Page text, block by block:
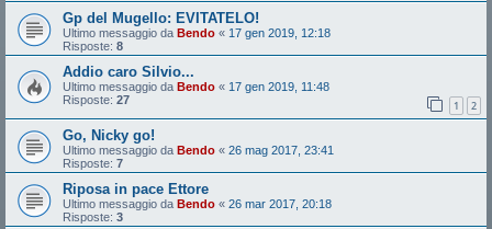
Gp del Mugello: EVITATELO!
Ultimo messaggio da Bendo « 17 gen 2019, 12:18
Risposte: 8
Addio caro Silvio...
Ultimo messaggio da Bendo « 17 gen 2019, 11:48
Risposte: 27 1 2
Go, Nicky go!
Ultimo messaggio da Bendo « 26 mag 2017, 23:41
Risposte: 7
Riposa in pace Ettore
Ultimo messaggio da Bendo « 26 mar 2017, 20:18
Risposte: 3